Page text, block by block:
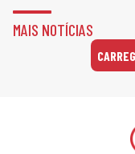
MAIS NOTÍCIAS